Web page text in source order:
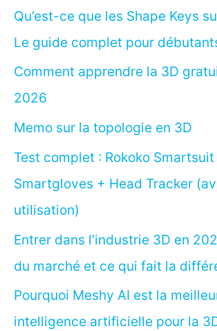
Qu’est-ce que les Shape Keys
Le guide complet pour
Comment apprendre la 3D
2026
Memo sur la topologie en 3D
Test complet : Rokoko Smartsuit
Smartgloves + Head Tracker
utilisation)
Entrer dans l’industrie 3D en
du marché et ce qui fait la
Pourquoi Meshy AI est la
intelligence artificielle pour la